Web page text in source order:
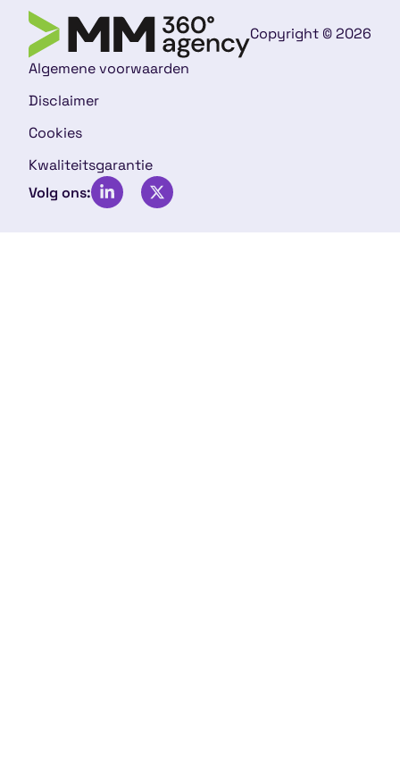
Copyright © 2026
Algemene voorwaarden
Disclaimer
Cookies
Kwaliteitsgarantie
Volg ons: